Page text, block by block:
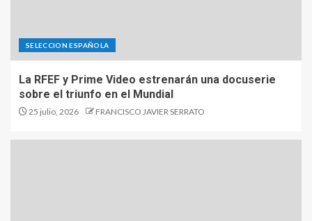
SELECCION ESPAÑOLA
La RFEF y Prime Video estrenarán una docuserie
sobre el triunfo en el Mundial
25 julio, 2026 FRANCISCO JAVIER SERRATO